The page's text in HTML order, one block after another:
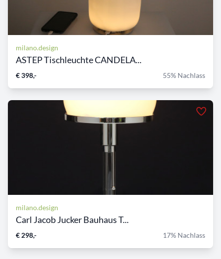
milano.design
ASTEP Tischleuchte CANDELA...
€ 398,- 55% Nachlass
milano.design
Carl Jacob Jucker Bauhaus T...
€ 298,- 17% Nachlass